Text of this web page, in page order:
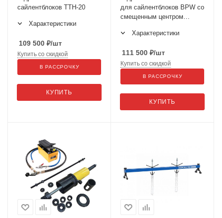
сайлентблоков ТТН-20
Характеристики
109 500 ₽/шт
КУПИТЬ
Купить со скидкой
В РАССРОЧКУ
для сайлентблоков BPW со
смещенным центром
Характеристики
111 500 ₽/шт
КУПИТЬ
Купить со скидкой
В РАССРОЧКУ